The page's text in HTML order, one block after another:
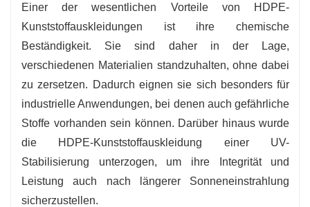
und so die Haltbarkeit im Außenbereich zu
gewährleisten.
Umweltsicherheit : trägt dazu bei, die
Luftverschmutzung von Boden, Wasser und
anderen Bereichen zu stoppen und fördert eine
nachhaltige Entwicklung.
Einer der wesentlichen Vorteile von HDPE-
Kunststoffauskleidungen ist ihre chemische
Beständigkeit. Sie sind daher in der Lage,
verschiedenen Materialien standzuhalten, ohne dabei
zu zersetzen. Dadurch eignen sie sich besonders für
industrielle Anwendungen, bei denen auch gefährliche
Stoffe vorhanden sein können. Darüber hinaus wurde
die HDPE-Kunststoffauskleidung einer UV-
Stabilisierung unterzogen, um ihre Integrität und
Leistung auch nach längerer Sonneneinstrahlung
sicherzustellen.